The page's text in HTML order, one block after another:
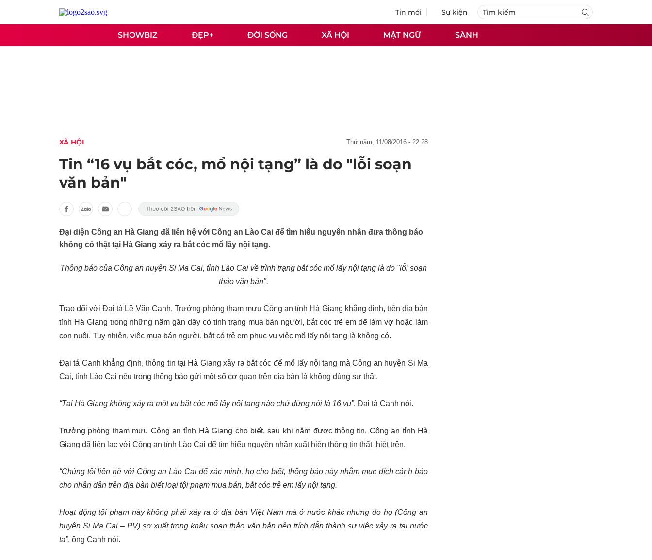
Tin mới Sự kiện
SHOWBIZ ĐẸP+ ĐỜI SỐNG XÃ HỘI MẬT NGỮ SÀNH
XÃ HỘI thứ năm, 11/08/2016 - 22:28
Tin “16 vụ bắt cóc, mổ nội tạng” là do "lỗi soạn
văn bản"
Đại diện Công an Hà Giang đã liên hệ với Công an Lào Cai để tìm hiểu nguyên nhân đưa thông báo
không có thật tại Hà Giang xảy ra bắt cóc mổ lấy nội tạng.
Thông báo của Công an huyện Si Ma Cai, tỉnh Lào Cai về trình trạng bắt cóc mổ lấy nội tạng là do "lỗi soạn
thảo văn bản".
Trao đổi với Đại tá Lê Văn Canh, Trưởng phòng tham mưu Công an tỉnh Hà Giang khẳng định, trên địa bàn
tỉnh Hà Giang trong những năm gần đây có tình trạng mua bán người, bắt cóc trẻ em để làm vợ hoặc làm
con nuôi. Tuy nhiên, việc mua bán người, bắt có trẻ em phục vụ việc mổ lấy nội tạng là không có.
Đại tá Canh khẳng định, thông tin tại Hà Giang xảy ra bắt cóc để mổ lấy nội tạng mà Công an huyện Si Ma
Cai, tỉnh Lào Cai nêu trong thông báo gửi một số cơ quan trên địa bàn là không đúng sự thật.
“Tại Hà Giang không xảy ra một vụ bắt cóc mổ lấy nội tạng nào chứ đừng nói là 16 vụ”, Đại tá Canh nói.
Trưởng phòng tham mưu Công an tỉnh Hà Giang cho biết, sau khi nắm được thông tin, Công an tỉnh Hà
Giang đã liên lạc với Công an tỉnh Lào Cai để tìm hiểu nguyên nhân xuất hiện thông tin thất thiệt trên.
“Chúng tôi liên hệ với Công an Lào Cai để xác minh, họ cho biết, thông báo này nhằm mục đích cảnh báo
cho nhân dân trên địa bàn biết loại tội phạm mua bán, bắt cóc trẻ em lấy nội tạng.
Hoạt động tội phạm này không phải xảy ra ở địa bàn Việt Nam mà ở nước khác nhưng do họ (Công an
huyện Si Ma Cai – PV) sơ xuất trong khâu soạn thảo văn bản nên trích dẫn thành sự việc xảy ra tại nước
ta”, ông Canh nói.